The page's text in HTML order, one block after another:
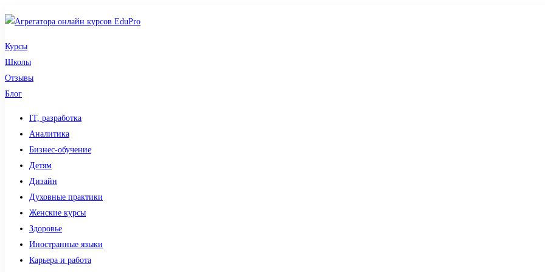
Курсы
Школы
Отзывы
Блог
IT, разработка
Аналитика
Бизнес-обучение
Детям
Дизайн
Духовные практики
Женские курсы
Здоровье
Иностранные языки
Карьера и работа